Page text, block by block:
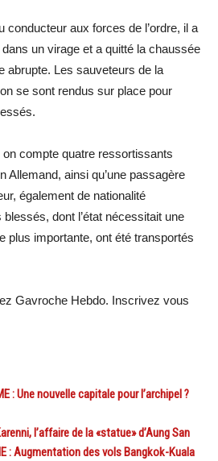
conducteur aux forces de l’ordre, il a
un virage et a quitté la chaussée
abrupte. Les sauveteurs de la
se sont rendus sur place pour
compte quatre ressortissants
Allemand, ainsi qu’une passagère
également de nationalité
dont l’état nécessitait une
plus importante, ont été transportés
Gavroche Hebdo. Inscrivez vous
: Une nouvelle capitale pour l’archipel ?
l’affaire de la «statue» d’Aung San
: Augmentation des vols Bangkok-Kuala